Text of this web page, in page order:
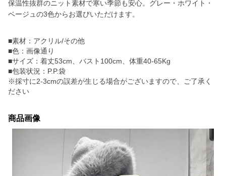
保温性抜群のニット素材で寒い季節も安心。グレー・ホワイト・
ベージュの3色からお選びいただけます。
■素材：アクリル/その他
■色：画像通り
■サイズ：着丈53cm、バスト100cm、体重40-65Kg
■包装状況：P.P.袋
※採寸に2-3cmの誤差が生じる場合がございますので、ご了承く
ださい
商品画像